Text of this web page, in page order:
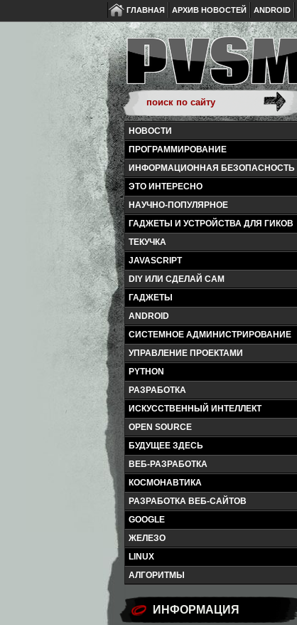
ГЛАВНАЯ АРХИВ НОВОСТЕЙ ANDROID
НОВОСТИ
ПРОГРАММИРОВАНИЕ
ИНФОРМАЦИОННАЯ БЕЗОПАСНОСТЬ
ЭТО ИНТЕРЕСНО
НАУЧНО-ПОПУЛЯРНОЕ
ГАДЖЕТЫ И УСТРОЙСТВА ДЛЯ ГИКОВ
ТЕКУЧКА
JAVASCRIPT
DIY ИЛИ СДЕЛАЙ САМ
ГАДЖЕТЫ
ANDROID
СИСТЕМНОЕ АДМИНИСТРИРОВАНИЕ
УПРАВЛЕНИЕ ПРОЕКТАМИ
PYTHON
РАЗРАБОТКА
ИСКУССТВЕННЫЙ ИНТЕЛЛЕКТ
OPEN SOURCE
БУДУЩЕЕ ЗДЕСЬ
ВЕБ-РАЗРАБОТКА
КОСМОНАВТИКА
РАЗРАБОТКА ВЕБ-САЙТОВ
GOOGLE
ЖЕЛЕЗО
LINUX
АЛГОРИТМЫ
ИНФОРМАЦИЯ